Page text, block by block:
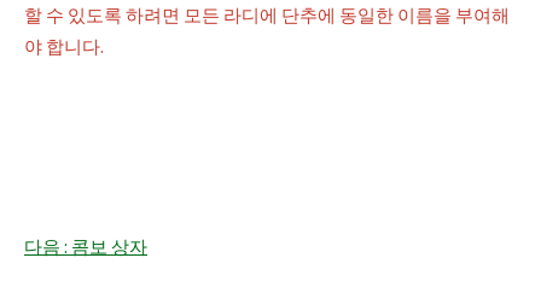
할 수 있도록 하려면 모든 라디에 단추에 동일한 이름을 부여해
야 합니다.
다음 : 콤보 상자